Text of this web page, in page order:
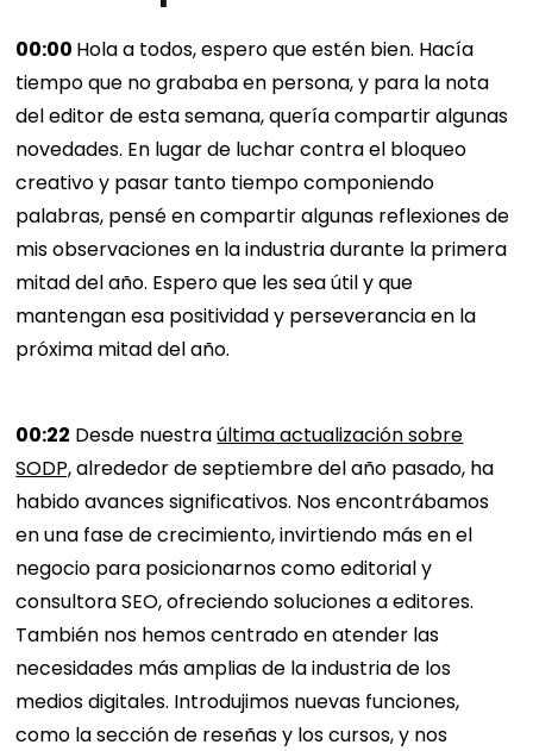
00:00 Hola a todos, espero que estén bien. Hacía
tiempo que no grababa en persona, y para la nota
del editor de esta semana, quería compartir algunas
novedades. En lugar de luchar contra el bloqueo
creativo y pasar tanto tiempo componiendo
palabras, pensé en compartir algunas reflexiones de
mis observaciones en la industria durante la primera
mitad del año. Espero que les sea útil y que
mantengan esa positividad y perseverancia en la
próxima mitad del año.
00:22 Desde nuestraúltima actualización sobre
SODP,alrededor de septiembre del año pasado, ha
habido avances significativos. Nos encontrábamos
en una fase de crecimiento, invirtiendo más en el
negocio para posicionarnos como editorial y
consultora SEO, ofreciendo soluciones a editores.
También nos hemos centrado en atender las
necesidades más amplias de la industria de los
medios digitales. Introdujimos nuevas funciones,
como la sección de reseñas y los cursos, y nos